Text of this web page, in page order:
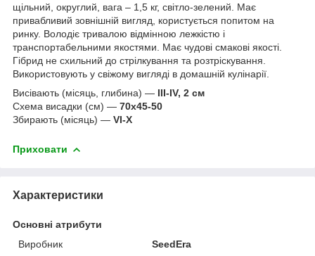
щільний, округлий, вага – 1,5 кг, світло-зелений. Має
привабливий зовнішній вигляд, користується попитом на
ринку. Володіє тривалою відмінною лежкістю і
транспортабельними якостями. Має чудові смакові якості.
Гібрид не схильний до стрілкування та розтріскування.
Використовують у свіжому вигляді в домашній кулінарії.
Висівають (місяць, глибина) — III-IV, 2 см
Схема висадки (см) — 70х45-50
Збирають (місяць) — VI-X
Приховати
Характеристики
Основні атрибути
Виробник
SeedEra